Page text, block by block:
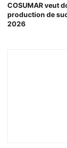
COSUMAR veut
production de
2026